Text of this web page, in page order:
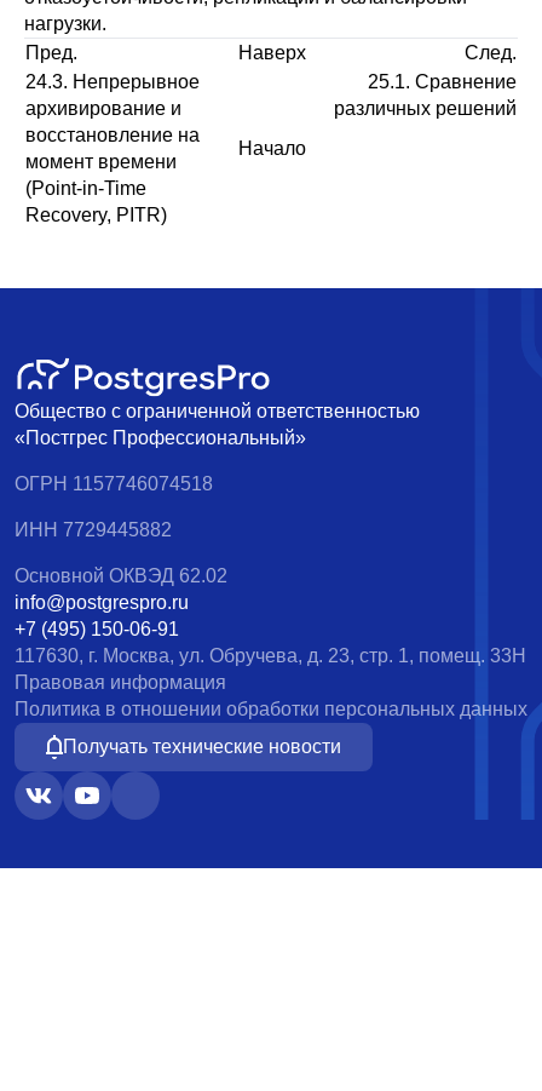
нагрузки.
Пред.
Наверх
След.
24.3. Непрерывное
архивирование и
восстановление на
момент времени
(Point-in-Time
Recovery, PITR)
Начало
25.1. Сравнение
различных решений
Общество с ограниченной ответственностью
«Постгрес Профессиональный»
ОГРН 1157746074518
ИНН 7729445882
Основной ОКВЭД 62.02
info@postgrespro.ru
+7 (495) 150-06-91
117630, г. Москва, ул. Обручева, д. 23, стр. 1, помещ. 33Н
Правовая информация
Политика в отношении обработки персональных данных
Получать технические новости